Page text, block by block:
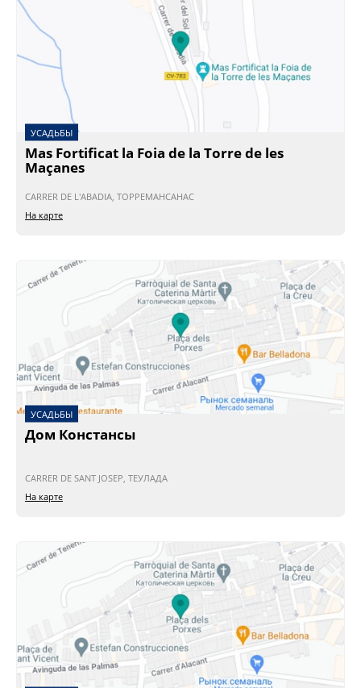
УСАДЬБЫ
Mas Fortificat la Foia de la Torre de les
Maçanes
CARRER DE L'ABADIA, ТОРРЕМАНСАНАС
На карте
УСАДЬБЫ
Дом Констанcы
CARRER DE SANT JOSEP, ТЕУЛАДА
На карте